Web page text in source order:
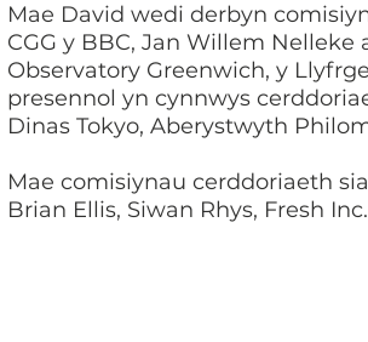
Mae David wedi derbyn
CGG y BBC, Jan Willem Nelleke
Observatory Greenwich, y
presennol yn cynnwys
Dinas Tokyo, Aberystwyth
Mae comisiynau cerddoriaeth
Brian Ellis, Siwan Rhys, Fresh